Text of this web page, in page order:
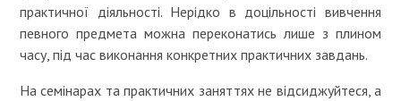
практичної діяльності. Нерідко в доцільності вивчення
певного предмета можна переконатись лише з плином
часу, під час виконання конкретних практичних завдань.
На семінарах та практичних заняттях не відсиджуйтеся, а